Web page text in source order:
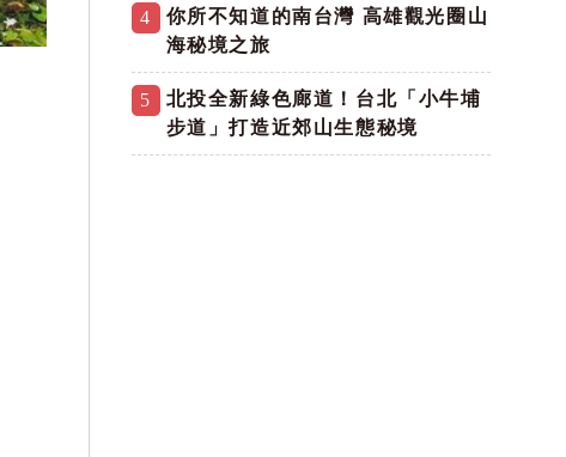
4
你所不知道的南台灣 高雄觀光圈山
海秘境之旅
5
北投全新綠色廊道！台北「小牛埔
步道」打造近郊山生態秘境